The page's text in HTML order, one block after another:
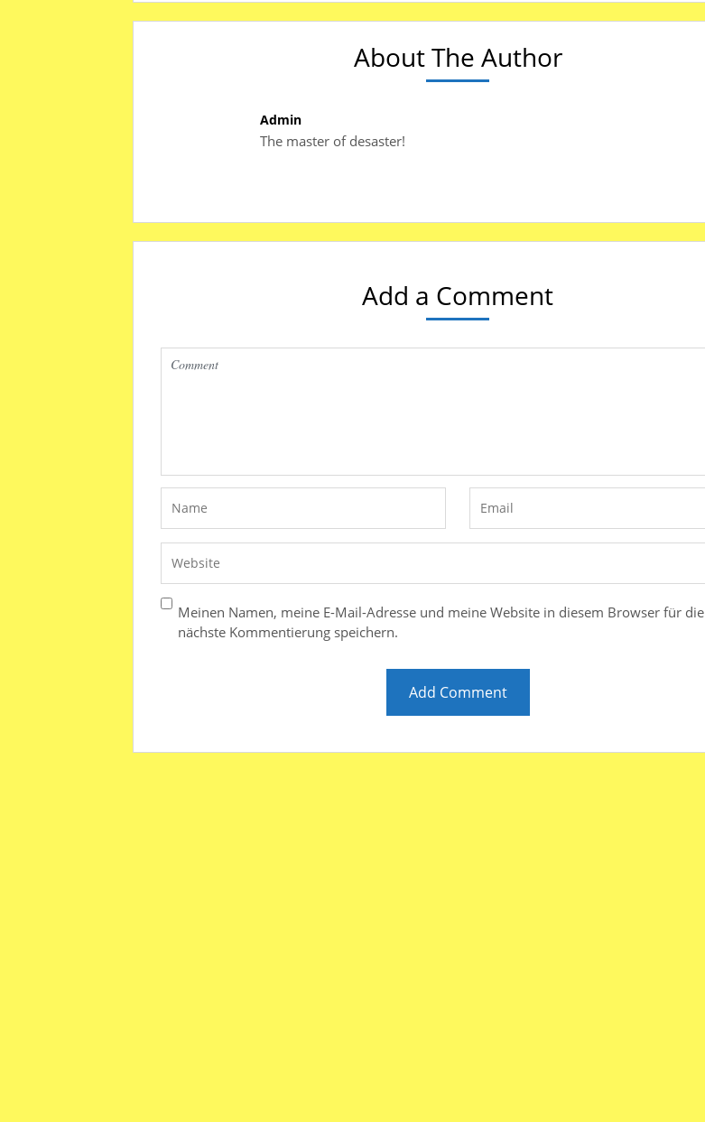
About The Author
Admin
The master of desaster!
Add a Comment
Meinen Namen, meine E-Mail-Adresse und meine Website in diesem Browser für die
nächste Kommentierung speichern.